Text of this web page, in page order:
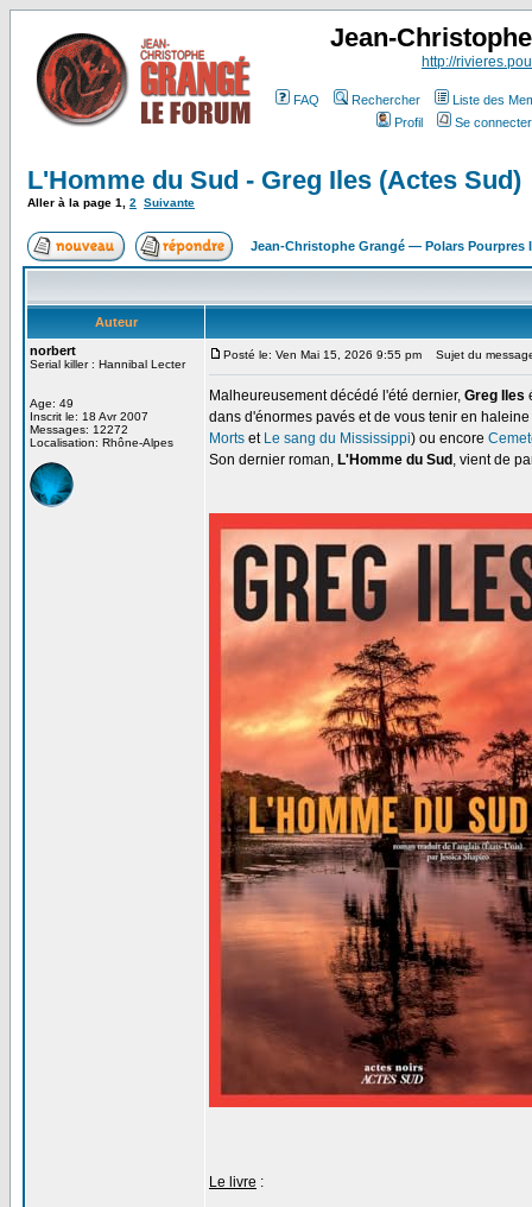
Jean-
http://
FAQ Rechercher
Liste des
Profil
Se
L'Homme du Sud - Greg Iles (Actes Sud)
Aller à la page 1 2 Suivante
Jean-Christophe Grangé — Polars Pourpres
Auteur
norbert
Serial killer : Hannibal Lecter
Age: 49
Inscrit le: 18 Avr 2007
Messages: 12272
Localisation: Rhône-Alpes
Posté le: Ven Mai 15, 2026 9:55 pm Sujet du
Malheureusement décédé l'été dernier, Greg Iles
dans d'énormes pavés et de vous tenir en
Morts et Le sang du Mississippi) ou encore
Son dernier roman, L'Homme du Sud , vient de
Le livre :